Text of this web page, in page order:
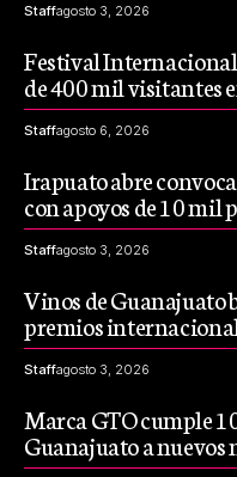
Staffagosto 3, 2026
Festival Internacional
de 400 mil visitantes
Staffagosto 6, 2026
Irapuato abre
con apoyos de 10 mil
Staffagosto 3, 2026
Vinos de Guanajuato
premios
Staffagosto 3, 2026
Marca GTO cumple
Guanajuato a nuevos